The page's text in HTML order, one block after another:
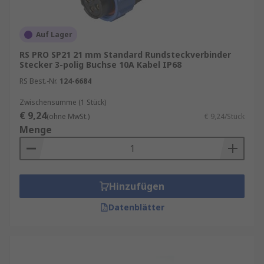
industriellen Verbindungsanforderungen
suchen, sind Industriesteckverbinder und
Automationssteckverbinder die
Schlüsselkomponenten für den Erfolg Ihrer
Betriebsabläufe.
Es gibt unterschiedliche Arten von
Industriesteckverbinder-Montagetypen wie z. B.
dieKabelmontage
Frontmontage. Zur korrekten Verbindung gibt
es die Typen
Buchse
verschiedene Weisen angeschlossen werden, z. B.
durch Crimp, Löten oder Schrauben.
Auf Lager
RS PRO SP21 21 mm Standard Rundsteckverbinder
Stecker 3-polig Buchse 10A Kabel IP68
RS Best.-Nr. 124-6684
Zwischensumme (1 Stück)
€ 9,24(ohne MwSt.) € 9,24/Stück
Menge
Hinzufügen
Datenblätter